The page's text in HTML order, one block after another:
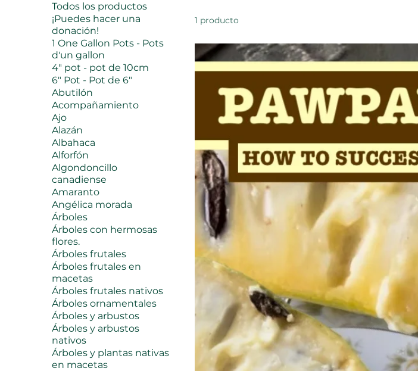
Todos los productos
¡Puedes hacer una
donación!
1 One Gallon Pots - Pots
d'un gallon
4" pot - pot de 10cm
6" Pot - Pot de 6"
Abutilón
Acompañamiento
Ajo
Alazán
Albahaca
Alforfón
Algondoncillo
canadiense
Amaranto
Angélica morada
Árboles
Árboles con hermosas
flores.
Árboles frutales
Árboles frutales en
macetas
Árboles frutales nativos
Árboles ornamentales
Árboles y arbustos
Árboles y arbustos
nativos
Árboles y plantas nativas
en macetas
1 producto